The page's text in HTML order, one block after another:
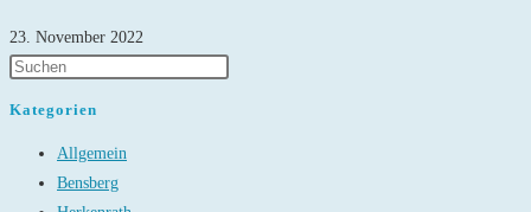
23. November 2022
Kategorien
Allgemein
Bensberg